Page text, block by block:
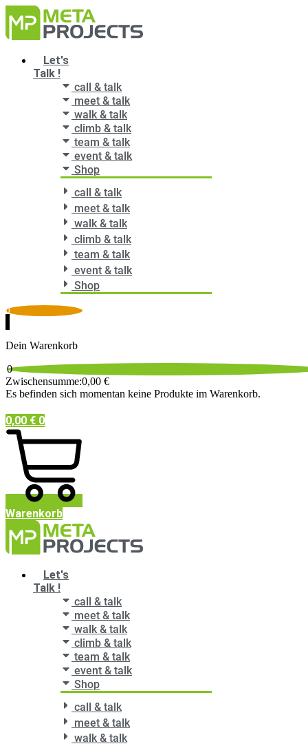
Inhalt
springen
Main
Let's
Talk !
call & talk
meet & talk
walk & talk
climb & talk
team & talk
event & talk
Shop
call & talk
meet & talk
walk & talk
climb & talk
team & talk
event & talk
Shop
0
Dein Warenkorb
0
Zwischensumme:0,00 €
Es befinden sich momentan keine Produkte im Warenkorb.
0,00 € 0
Warenkorb
Main
Let's
Talk !
call & talk
meet & talk
walk & talk
climb & talk
team & talk
event & talk
Shop
call & talk
meet & talk
walk & talk